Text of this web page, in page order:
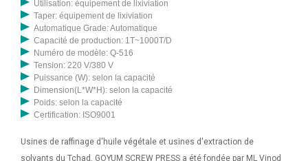
Utilisation: équipement de lixiviation
Taper: équipement de lixiviation
Automatique Grade: Automatique
Capacité de production: 1T~1000T/D
Numéro de modèle: Q-516
Tension: 220 V/380 V
Puissance (W): selon la capacité
Dimension(L*W*H): selon la capacité
Poids: selon la capacité
Certification: ISO9001
Usines de raffinage d'huile végétale et usines d'extraction de
solvants du Tchad. GOYUM SCREW PRESS a été fondée par ML Vinod